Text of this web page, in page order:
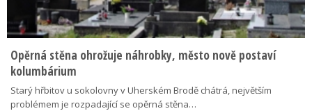
Opěrná stěna ohrožuje náhrobky, město nově postaví
kolumbárium
Starý hřbitov u sokolovny v Uherském Brodě chátrá, největším
problémem je rozpadající se opěrná stěna…